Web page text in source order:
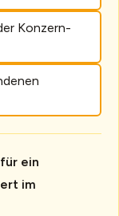
Konzern-
ein
im